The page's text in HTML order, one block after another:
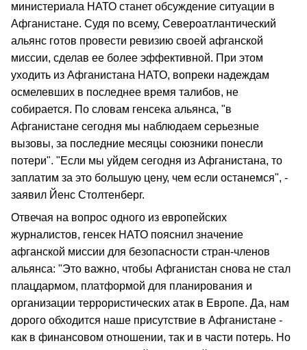
министериала НАТО станет обсуждение ситуации в
Афганистане. Судя по всему, Североатлантический
альянс готов провести ревизию своей афганской
миссии, сделав ее более эффективной. При этом
уходить из Афганистана НАТО, вопреки надеждам
осмелевших в последнее время талибов, не
собирается. По словам генсека альянса, "в
Афганистане сегодня мы наблюдаем серьезные
вызовы, за последние месяцы союзники понесли
потери". "Если мы уйдем сегодня из Афганистана, то
заплатим за это большую цену, чем если останемся", -
заявил Йенс Столтенберг.
Отвечая на вопрос одного из европейских
журналистов, генсек НАТО пояснил значение
афганской миссии для безопасности стран-членов
альянса: "Это важно, чтобы Афганистан снова не стал
плацдармом, платформой для планирования и
организации террористических атак в Европе. Да, нам
дорого обходится наше присутствие в Афганистане -
как в финансовом отношении, так и в части потерь. Но